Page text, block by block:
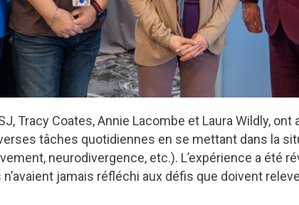
Tracy Coates, Annie Lacombe et Laura Wildly,
tâches quotidiennes en se mettant dans la
neurodivergence, etc.). L’expérience a été
jamais réfléchi aux défis que doivent